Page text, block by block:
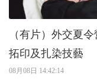
（有片）外交夏
拓印及扎染技藝
08月08日 14:42:14